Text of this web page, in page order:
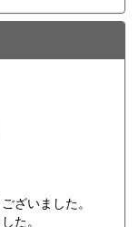
ざいました。
た。